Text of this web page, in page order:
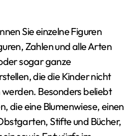
Sie einzelne Figuren
Zahlen und alle Arten
sogar ganze
die die Kinder nicht
Besonders beliebt
die eine Blumenwiese, einen
Stifte und Bücher,